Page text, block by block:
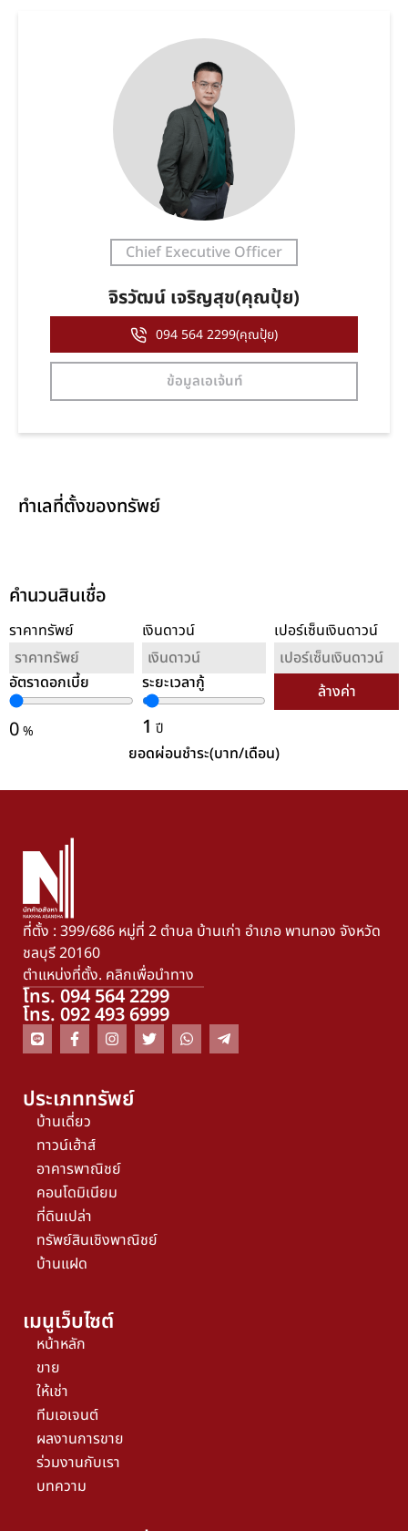
Chief Executive Officer
จิรวัฒน์ เจริญสุข(คุณปุ้ย)
094 564 2299(คุณปุ้ย)
ข้อมูลเอเจ้นท์
ทำเลที่ตั้งของทรัพย์
คำนวนสินเชื่อ
ราคาทรัพย์ เงินดาวน์ เปอร์เซ็นเงินดาวน์
อัตราดอกเบี้ย
0%
ระยะเวลากู้
1 ปี
ล้างค่า
ยอดผ่อนชำระ(บาท/เดือน)
ที่ตั้ง : 399/686 หมู่ที่ 2 ตำบล บ้านเก่า อำเภอ พานทอง จังหวัด
ชลบุรี 20160
ตำแหน่งที่ตั้ง. คลิกเพื่อนำทาง
โทร. 094 564 2299
โทร. 092 493 6999
ประเภททรัพย์
บ้านเดี่ยว
ทาวน์เฮ้าส์
อาคารพาณิชย์
คอนโดมิเนียม
ที่ดินเปล่า
ทรัพย์สินเชิงพาณิชย์
บ้านแฝด
เมนูเว็บไซต์
หน้าหลัก
ขาย
ให้เช่า
ทีมเอเจนต์
ผลงานการขาย
ร่วมงานกับเรา
บทความ